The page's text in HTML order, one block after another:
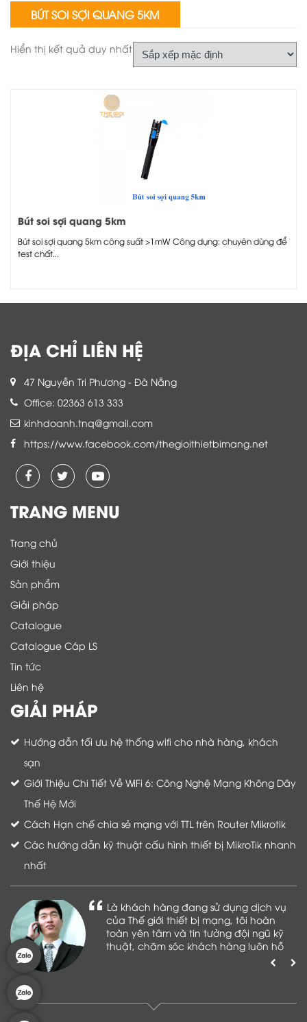
BÚT SOI SỢI QUANG 5KM
Hiển thị kết quả duy nhất
Bút soi sợi quang 5km
Bút soi sợi quang 5km công suất >1mW Công dụng: chuyên dùng để
test chất...
ĐỊA CHỈ LIÊN HỆ
47 Nguyễn Tri Phương - Đà Nẵng
Office: 02363 613 333
kinhdoanh.tnq@gmail.com
https://www.facebook.com/thegioithietbimang.net
TRANG MENU
Trang chủ
Giới thiệu
Sản phẩm
Giải pháp
Catalogue
Catalogue Cáp LS
Tin tức
Liên hệ
GIẢI PHÁP
Hướng dẫn tối ưu hệ thống wifi cho nhà hàng, khách
sạn
Giới Thiệu Chi Tiết Về WiFi 6: Công Nghệ Mạng Không Dây
Thế Hệ Mới
Cách Hạn chế chia sẻ mạng với TTL trên Router Mikrotik
Các hướng dẫn kỹ thuật cấu hình thiết bị MikroTik nhanh
nhất
Là khách hàng đang sử dụng dịch vụ
của Thế giới thiết bị mạng, tôi hoàn
toàn yên tâm và tin tưởng đội ngũ kỹ
thuật, chăm sóc khách hàng luôn hỗ